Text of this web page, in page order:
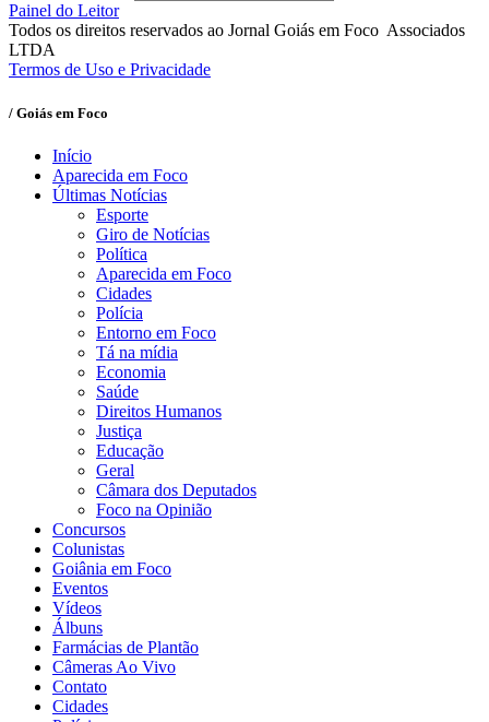
Painel do Leitor
Todos os direitos reservados ao Jornal Goiás em Foco Associados
LTDA
Termos de Uso e Privacidade
/ Goiás em Foco
Início
Aparecida em Foco
Últimas Notícias
Esporte
Giro de Notícias
Política
Aparecida em Foco
Cidades
Polícia
Entorno em Foco
Tá na mídia
Economia
Saúde
Direitos Humanos
Justiça
Educação
Geral
Câmara dos Deputados
Foco na Opinião
Concursos
Colunistas
Goiânia em Foco
Eventos
Vídeos
Álbuns
Farmácias de Plantão
Câmeras Ao Vivo
Contato
Cidades